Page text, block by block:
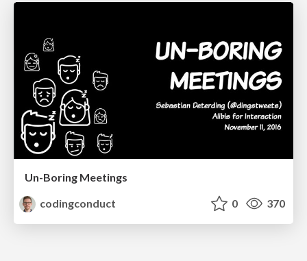
Un-Boring Meetings
codingconduct
0 370